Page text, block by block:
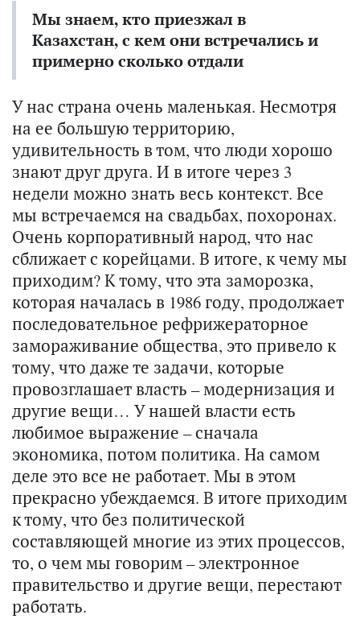
Мы знаем, кто приезжал в
Казахстан, с кем они встречались и
примерно сколько отдали
У нас страна очень маленькая. Несмотря
на ее большую территорию,
удивительность в том, что люди хорошо
знают друг друга. И в итоге через 3
недели можно знать весь контекст. Все
мы встречаемся на свадьбах, похоронах.
Очень корпоративный народ, что нас
сближает с корейцами. В итоге, к чему мы
приходим? К тому, что эта заморозка,
которая началась в 1986 году, продолжает
последовательное рефрижераторное
замораживание общества, это привело к
тому, что даже те задачи, которые
провозглашает власть – модернизация и
другие вещи… У нашей власти есть
любимое выражение – сначала
экономика, потом политика. На самом
деле это все не работает. Мы в этом
прекрасно убеждаемся. В итоге приходим
к тому, что без политической
составляющей многие из этих процессов,
то, о чем мы говорим – электронное
правительство и другие вещи, перестают
работать.